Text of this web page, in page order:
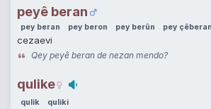
peyê beran
pey beran pey beron pey berûn pey çêberan
cezaevi
Qey peyê beran de nezan mendo?
qulike
qulik quliki